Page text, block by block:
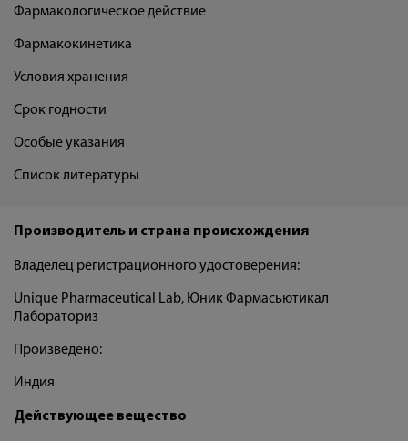
Фармакологическое действие
Фармакокинетика
Условия хранения
Срок годности
Особые указания
Список литературы
Производитель и страна происхождения
Владелец регистрационного удостоверения:
Unique Pharmaceutical Lab, Юник Фармасьютикал
Лабораториз
Произведено:
Индия
Действующее вещество